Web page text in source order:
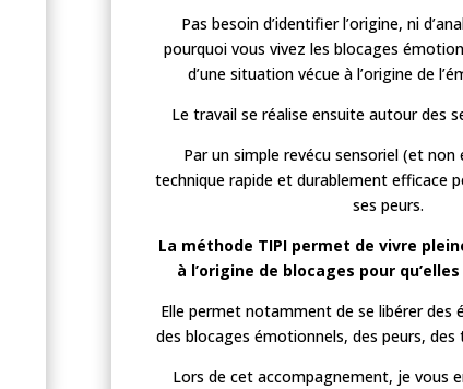
Pas besoin d’identifier l’origine, ni
pourquoi vous vivez les blocages
d’une situation vécue à l’origine de
Le travail se réalise ensuite autour des
Par un simple revécu sensoriel (et
technique rapide et durablement efficace
ses peurs.
La méthode TIPI permet de vivre
à l’origine de blocages pour
Elle permet notamment de se libérer des
des blocages émotionnels, des peurs,
Lors de cet accompagnement, je vous